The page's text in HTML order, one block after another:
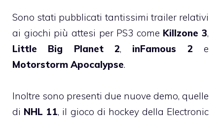
Sono stati pubblicati tantissimi trailer relativi
ai giochi più attesi per PS3 come Killzone 3,
Little Big Planet 2, inFamous 2 e
Motorstorm Apocalypse.
Inoltre sono presenti due nuove demo, quelle
di NHL 11, il gioco di hockey della Electronic